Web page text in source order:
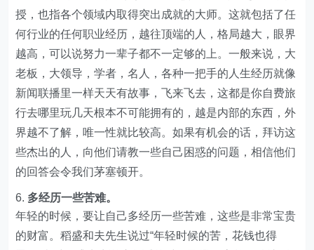
授，也指各个领域内取得突出成就的大师。这就包括了任
何行业的任何职业经历，越往顶端的人，格局越大，眼界
越高，可以说努力一辈子都不一定够的上。一般来说，大
老板，大领导，学者，名人，各种一把手的人生经历就像
新闻联播里一样天天有故事，飞来飞去，这都是你自费旅
行去哪里玩几天根本不可能拥有的，越是内部的东西，外
界越不了解，唯一性就比较高。如果有机会的话，拜访这
些杰出的人，向他们请教一些自己困惑的问题，相信他们
的回答会令我们茅塞顿开。
多经历一些苦难。
年轻的时候，要让自己多经历一些苦难，这些是非常宝贵
的财富。稻盛和夫先生说过“年轻时候的苦，花钱也得